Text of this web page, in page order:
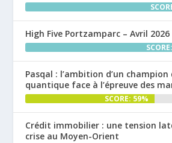
High Five Portzamparc – Avril 2026
Pasqal : l’ambition d’un champion
quantique face à l’épreuve des
SCORE: 59%
Crédit immobilier : une tension
crise au Moyen-Orient